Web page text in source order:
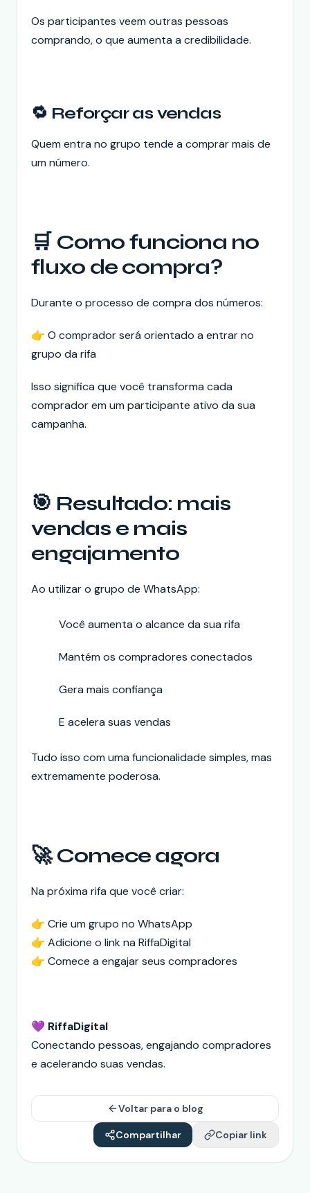
Os participantes veem outras pessoas
comprando, o que aumenta a credibilidade.
🔁 Reforçar as vendas
Quem entra no grupo tende a comprar mais de
um número.
🛒 Como funciona no
fluxo de compra?
Durante o processo de compra dos números:
👉 O comprador será orientado a entrar no
grupo da rifa
Isso significa que você transforma cada
comprador em um participante ativo da sua
campanha.
🎯 Resultado: mais
vendas e mais
engajamento
Ao utilizar o grupo de WhatsApp:
Você aumenta o alcance da sua rifa
Mantém os compradores conectados
Gera mais confiança
E acelera suas vendas
Tudo isso com uma funcionalidade simples, mas
extremamente poderosa.
🚀 Comece agora
Na próxima rifa que você criar:
👉 Crie um grupo no WhatsApp
👉 Adicione o link na RiffaDigital
👉 Comece a engajar seus compradores
💜 RiffaDigital
Conectando pessoas, engajando compradores
e acelerando suas vendas.
Voltar para o blog
Compartilhar Copiar link